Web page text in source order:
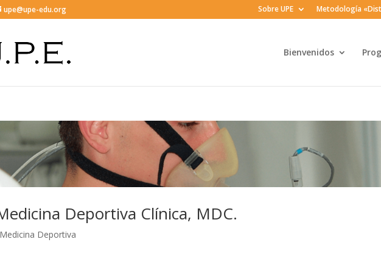
upe@upe-edu.org Sobre UPE Metodología
Bienvenidos
Deportiva Clínica, MDC.
Medicina Deportiva